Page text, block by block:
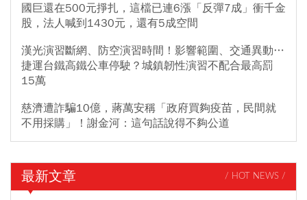
國巨還在500元掙扎，這檔已連6漲「反彈7成」衝千金
股，法人喊到1430元，還有5成空間
漢光演習斷網、防空演習時間！影響範圍、交通異動…
捷運台鐵高鐵公車停駛？城鎮韌性演習不配合最高罰
15萬
慈濟遭詐騙10億，蔣萬安稱「政府買夠疫苗，民間就
不用採購」！謝金河：這句話說得不夠公道
最新文章 / HOT NEWS /